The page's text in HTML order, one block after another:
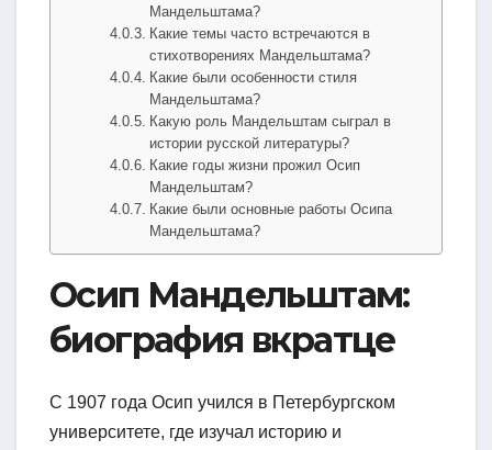
Мандельштама?
Какие темы часто встречаются в
стихотворениях Мандельштама?
Какие были особенности стиля
Мандельштама?
Какую роль Мандельштам сыграл в
истории русской литературы?
Какие годы жизни прожил Осип
Мандельштам?
Какие были основные работы Осипа
Мандельштама?
Осип Мандельштам:
биография вкратце
C 1907 года Осип учился в Петербургском
университете, где изучал историю и